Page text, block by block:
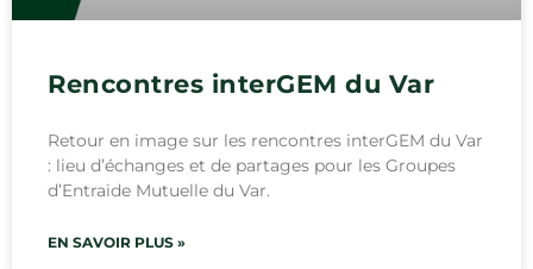
Rencontres interGEM du Var
Retour en image sur les rencontres interGEM du Var
: lieu d’échanges et de partages pour les Groupes
d’Entraide Mutuelle du Var.
EN SAVOIR PLUS »